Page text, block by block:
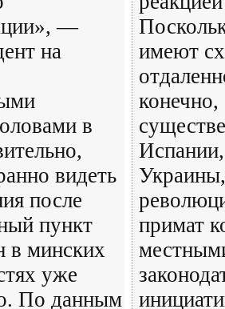
—
на
в
видеть
после
пункт
в минских
уже
По данным
имеют
конечно,
примат